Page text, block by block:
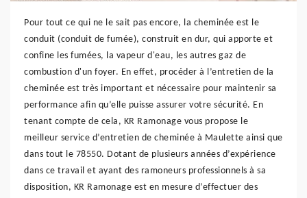
Pour tout ce qui ne le sait pas encore, la cheminée est le
conduit (conduit de fumée), construit en dur, qui apporte et
confine les fumées, la vapeur d'eau, les autres gaz de
combustion d'un foyer. En effet, procéder à l’entretien de la
cheminée est très important et nécessaire pour maintenir sa
performance afin qu’elle puisse assurer votre sécurité. En
tenant compte de cela, KR Ramonage vous propose le
meilleur service d’entretien de cheminée à Maulette ainsi que
dans tout le 78550. Dotant de plusieurs années d’expérience
dans ce travail et ayant des ramoneurs professionnels à sa
disposition, KR Ramonage est en mesure d’effectuer des